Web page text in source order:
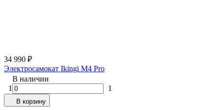
34 990 ₽
Электросамокат Ikingi M4 Pro
В наличии
1
1
В корзину